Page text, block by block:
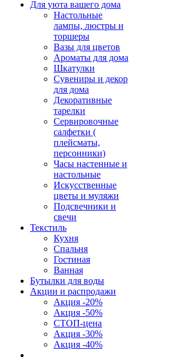
Для уюта вашего дома
Настольные
лампы, люстры и
торшеры
Вазы для цветов
Ароматы для дома
Шкатулки
Сувениры и декор
для дома
Декоративные
тарелки
Сервировочные
салфетки (
плейсматы,
персонники)
Часы настенные и
настольные
Искусственные
цветы и муляжи
Подсвечники и
свечи
Текстиль
Кухня
Спальня
Гостиная
Ванная
Бутылки для воды
Акции и распродажи
Акция -20%
Акция -50%
СТОП-цена
Акция -30%
Акция -40%